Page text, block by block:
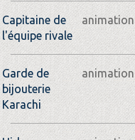
Capitaine de
l'équipe rivale
animation
Garde de
bijouterie
Karachi
animation